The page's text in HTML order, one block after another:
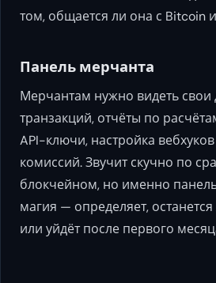
том, общается ли она с Bitcoin
Панель мерчанта
Мерчантам нужно видеть свои
транзакций, отчёты по
API-ключи, настройка
комиссий. Звучит скучно по
блокчейном, но именно
магия — определяет,
или уйдёт после первого